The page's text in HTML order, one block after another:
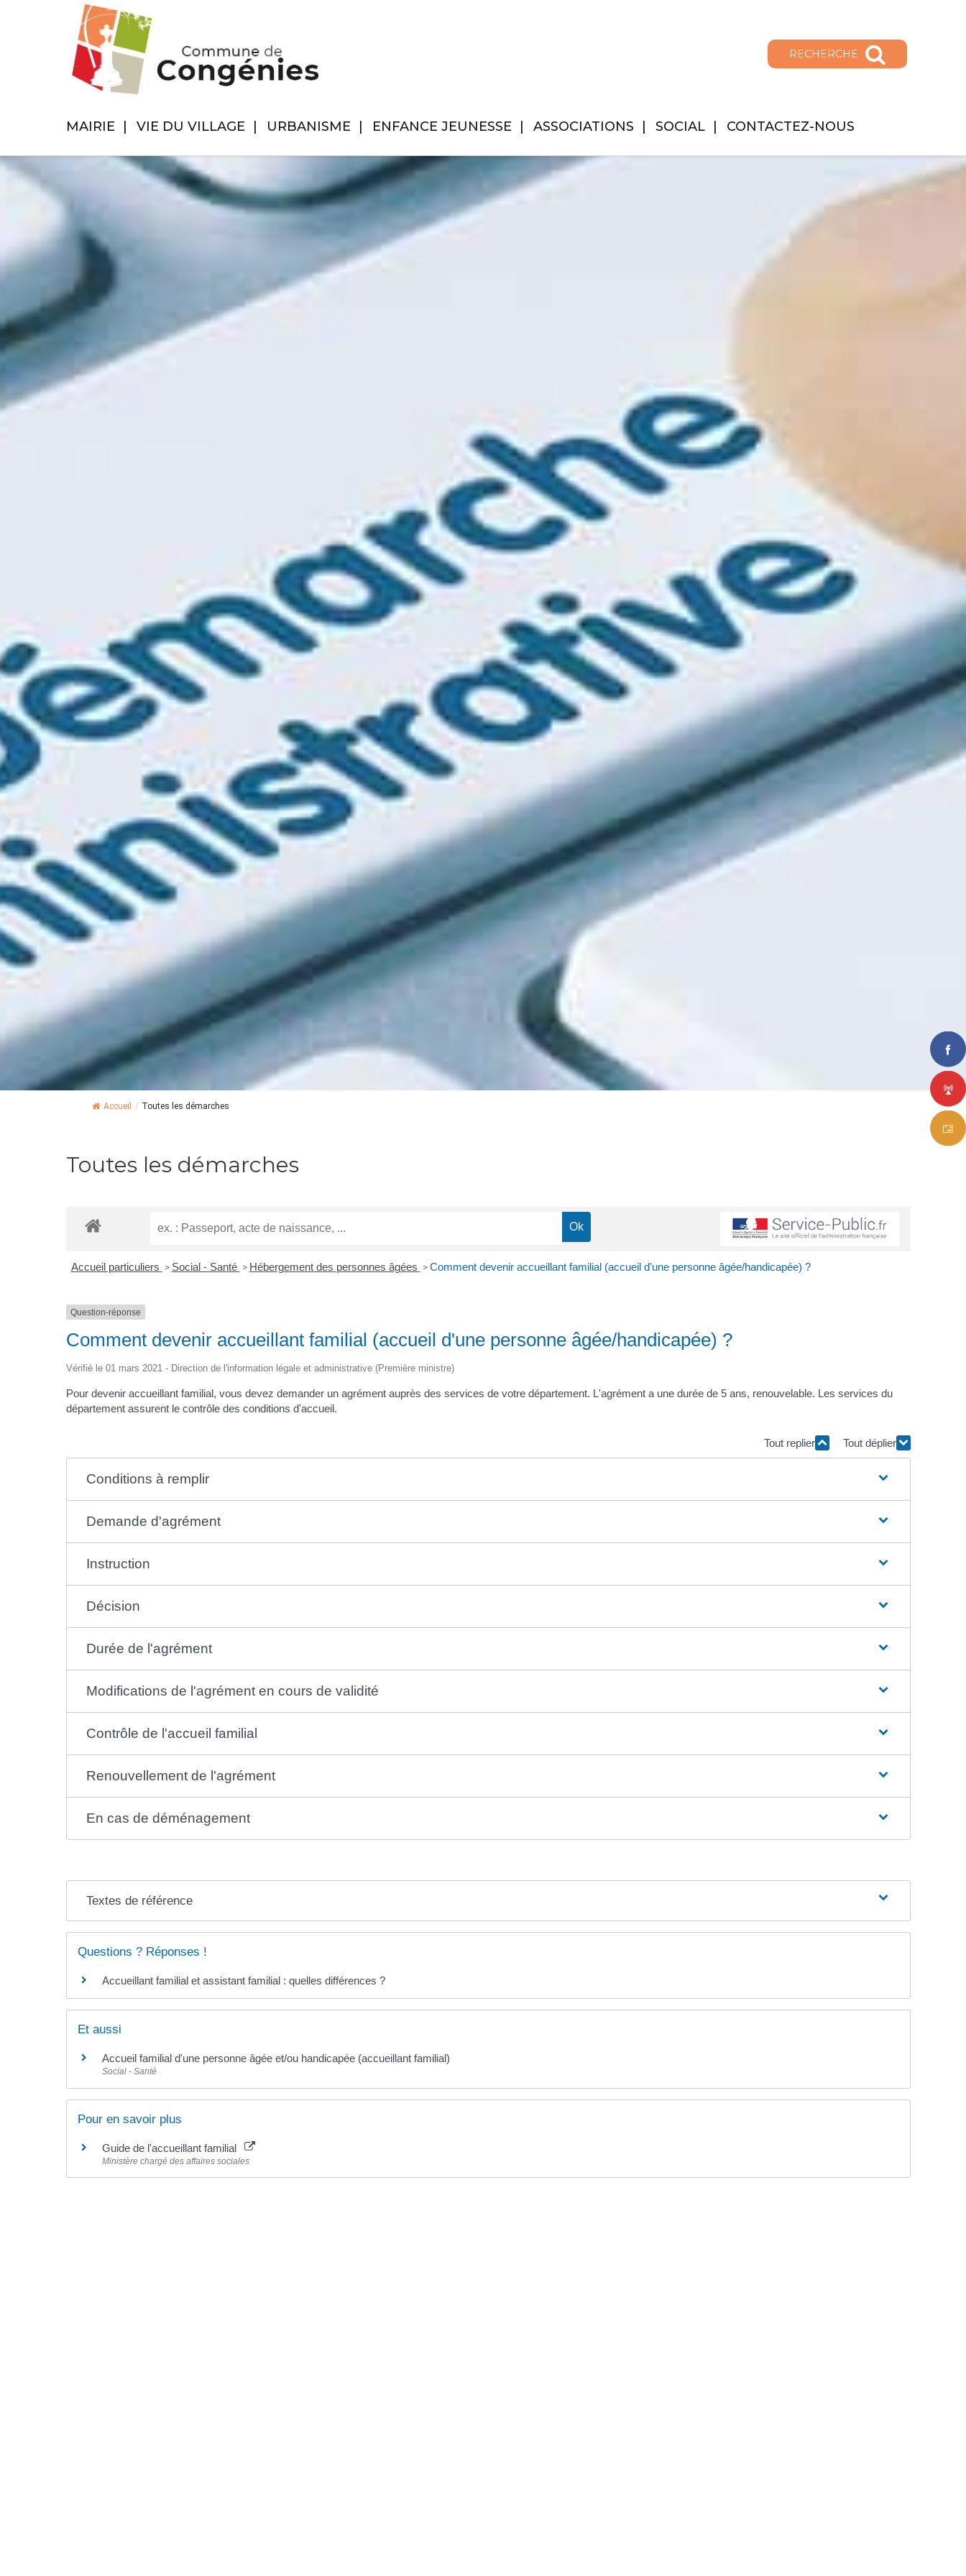
RECHERCHE
MAIRIE VIE DU VILLAGE URBANISME ENFANCE JEUNESSE ASSOCIATIONS SOCIAL CONTACTEZ-NOUS
Accueil / Toutes les démarches
Toutes les démarches
Accueil particuliers > Social - Santé > Hébergement des personnes âgées > Comment devenir accueillant familial (accueil d'une personne âgée/handicapée) ?
Question-réponse
Comment devenir accueillant familial (accueil d'une personne âgée/handicapée) ?
Vérifié le 01 mars 2021 - Direction de l'information légale et administrative (Première ministre)
Pour devenir accueillant familial, vous devez demander un agrément auprès des services de votre département. L'agrément a une durée de 5 ans, renouvelable. Les services du
département assurent le contrôle des conditions d'accueil.
Tout replier Tout déplier
Conditions à remplir
Demande d'agrément
Instruction
Décision
Durée de l'agrément
Modifications de l'agrément en cours de validité
Contrôle de l'accueil familial
Renouvellement de l'agrément
En cas de déménagement
Textes de référence
Questions ? Réponses !
Accueillant familial et assistant familial : quelles différences ?
Et aussi
Accueil familial d'une personne âgée et/ou handicapée (accueillant familial)
Social - Santé
Pour en savoir plus
Guide de l'accueillant familial
Ministère chargé des affaires sociales